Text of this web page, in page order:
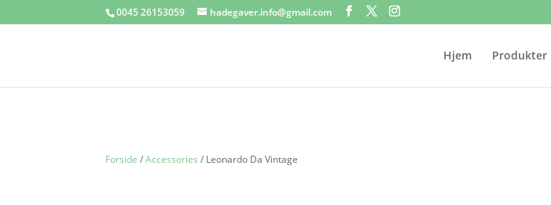
0045 26153059 hadegaver.info@gmail.com
Hjem Produkter
Forside /Accessories / Leonardo Da Vintage